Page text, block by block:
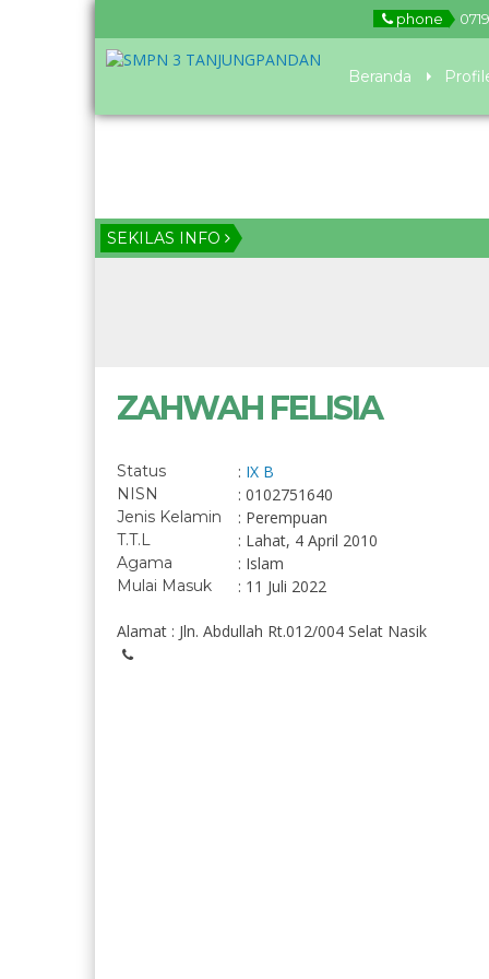
phone
Beranda
SEKILAS INFO
ZAHWAH FELISIA
Status : IX B
NISN : 0102751640
Jenis Kelamin : Perempuan
T.T.L : Lahat, 4 April 2010
Agama : Islam
Mulai Masuk : 11 Juli 2022
Alamat : Jln. Abdullah Rt.012/004 Selat Nasik